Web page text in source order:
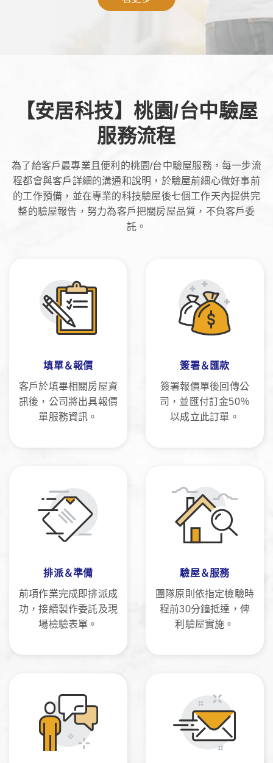
【安居科技】桃園/台中驗屋
服務流程
為了給客戶最專業且便利的桃園/台中驗屋服務，每一步流
程都會與客戶詳細的溝通和說明，於驗屋前細心做好事前
的工作預備，並在專業的科技驗屋後七個工作天內提供完
整的驗屋報告，努力為客戶把關房屋品質，不負客戶委
託。
填單＆報價
客戶於填畢相關房屋資
訊後，公司將出具報價
單服務資訊。
簽署＆匯款
簽署報價單後回傳公
司，並匯付訂金50％
以成立此訂單。
排派＆準備
前項作業完成即排派成
功，接續製作委託及現
場檢驗表單。
驗屋＆服務
團隊原則依指定檢驗時
程前30分鐘抵達，俾
利驗屋實施。